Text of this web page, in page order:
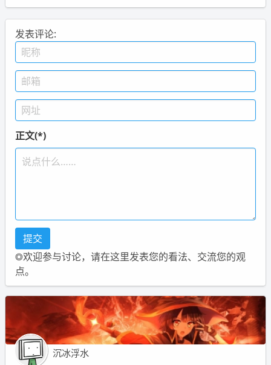
发表评论:
正文(*)
◎欢迎参与讨论，请在这里发表您的看法、交流您的观
点。
沉冰浮水